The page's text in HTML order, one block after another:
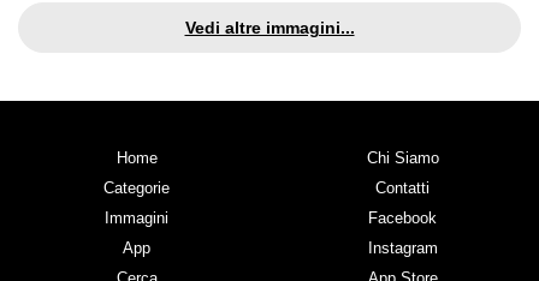
Vedi altre immagini...
Home
Categorie
Immagini
App
Chi Siamo
Contatti
Facebook
Instagram